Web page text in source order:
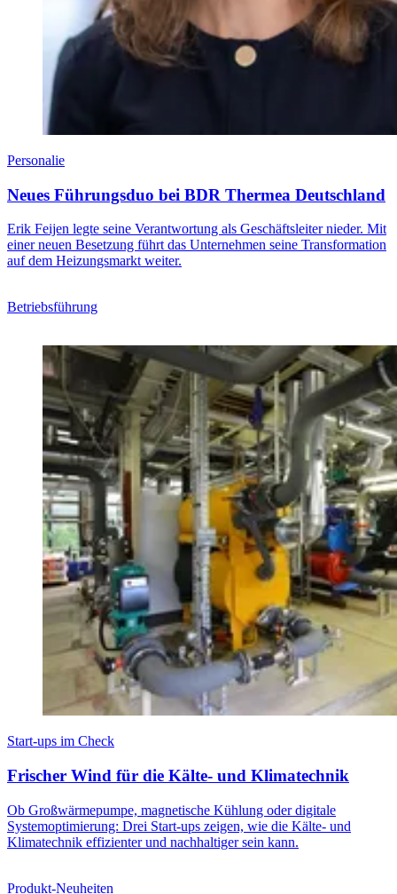
Personalie
Neues Führungsduo bei BDR Thermea Deutschland
Erik Feijen legte seine Verantwortung als Geschäftsleiter nieder. Mit
einer neuen Besetzung führt das Unternehmen seine Transformation
auf dem Heizungsmarkt weiter.
Betriebsführung
Start-ups im Check
Frischer Wind für die Kälte- und Klimatechnik
Ob Großwärmepumpe, magnetische Kühlung oder digitale
Systemoptimierung: Drei Start-ups zeigen, wie die Kälte- und
Klimatechnik effizienter und nachhaltiger sein kann.
Produkt-Neuheiten